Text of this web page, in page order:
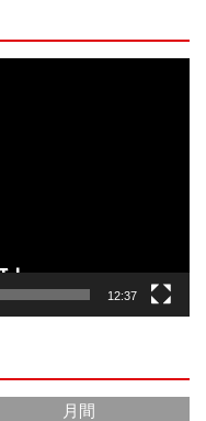
e
C
12:37
月間